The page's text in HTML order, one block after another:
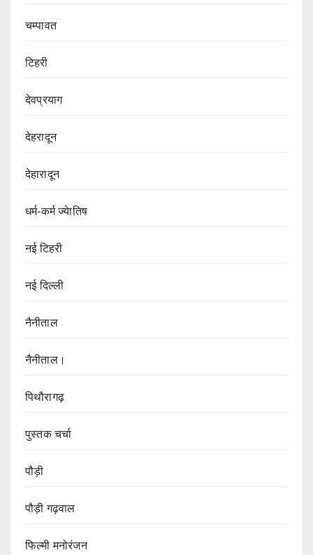
चम्पावत
टिहरी
देवप्रयाग
देहरादून
देहारादून
धर्म-कर्म ज्येातिष
नई टिहरी
नई दिल्ली
नैनीताल
नैनीताल।
पिथौरागढ़
पुस्तक चर्चा
पौड़ी
पौड़ी गढ़वाल
फिल्मी मनोरंजन